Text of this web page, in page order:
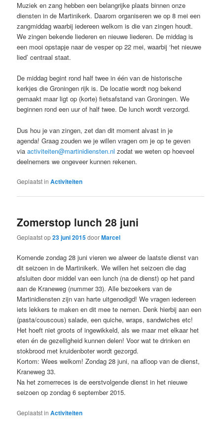
Muziek en zang hebben een belangrijke plaats binnen onze
diensten in de Martinikerk. Daarom organiseren we op 8 mei een
zangmiddag waarbij iedereen welkom is die van zingen houdt.
We zingen bekende liederen en nieuwe liederen. De middag is
een mooi opstapje naar de vesper op 22 mei, waarbij ‘het nieuwe
lied’ centraal staat.
De middag begint rond half twee in één van de historische
kerkjes die Groningen rijk is. De locatie wordt nog bekend
gemaakt maar ligt op (korte) fietsafstand van Groningen. We
beginnen rond een uur of half twee. De lunch wordt verzorgd.
Dus hou je van zingen, zet dan dit moment alvast in je
agenda! Graag zouden we je willen vragen om je op te geven
viaactiviteiten@martinidiensten.nl zodat we weten op hoeveel
deelnemers we ongeveer kunnen rekenen.
Geplaatst in Activiteiten
Zomerstop lunch 28 juni
Geplaatst op23 juni 2015doorMarcel
Komende zondag 28 juni vieren we alweer de laatste dienst van
dit seizoen in de Martinikerk. We willen het seizoen die dag
afsluiten door middel van een lunch (na de dienst) op het pand
aan de Kraneweg (nummer 33). Alle bezoekers van de
Martinidiensten zijn van harte uitgenodigd! We vragen iedereen
iets lekkers te maken en dit mee te nemen. Denk hierbij aan een
(pasta/couscous) salade, een quiche, wraps, sandwiches etc!
Het hoeft niet groots of ingewikkeld, als we maar met elkaar het
eten én de gezelligheid kunnen delen! Voor wat te drinken en
stokbrood met kruidenboter wordt gezorgd.
Kortom: Wees welkom! Zondag 28 juni, na afloop van de dienst,
Kraneweg 33.
Na het zomerreces is de eerstvolgende dienst in het nieuwe
seizoen op zondag 6 september 2015.
Geplaatst in Activiteiten